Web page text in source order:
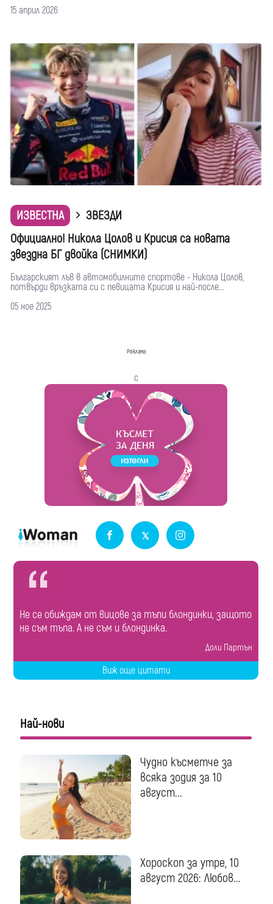
15 април 2026
ИЗВЕСТНА
ЗВЕЗДИ
Официално! Никола Цолов и Крисия са новата
звездна БГ двойка (СНИМКИ)
Българският лъв в автомобилните спортове - Никола Цолов,
потвърди връзката си с певицата Крисия и най-после...
05 ное 2025
Реклама
с
Не се обиждам от вицове за тъпи блондинки, защото
не съм тъпа. А не съм и блондинка.
Доли Партън
Виж още цитати
Най-нови
Чудно късметче за
всяка зодия за 10
август...
Хороскоп за утре, 10
август 2026: Любов...